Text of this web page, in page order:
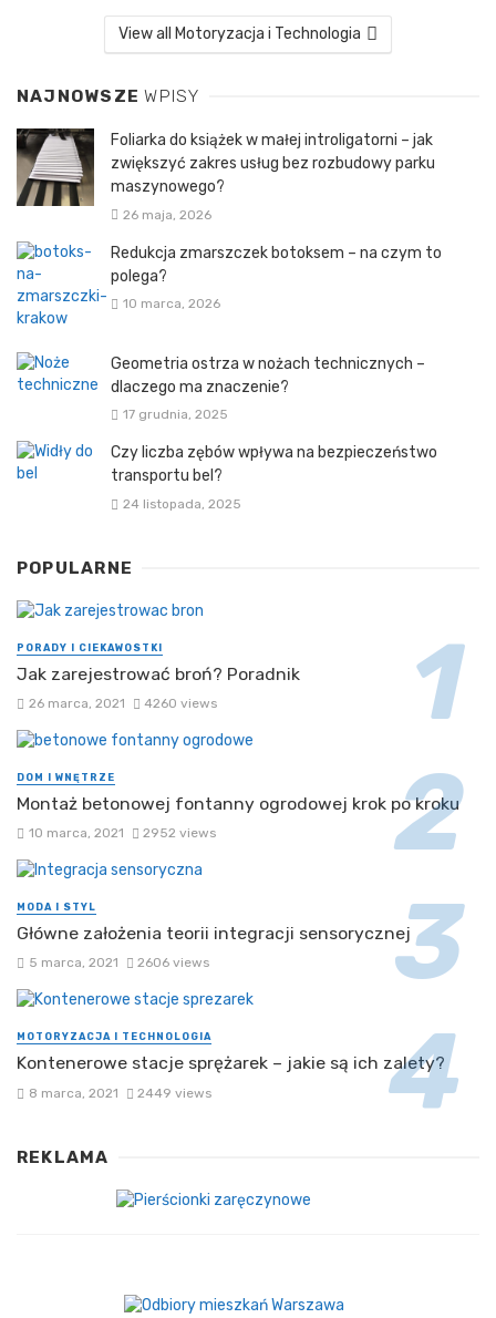
View all Motoryzacja i Technologia
NAJNOWSZEWPISY
Foliarka do książek w małej introligatorni – jak
zwiększyć zakres usług bez rozbudowy parku
maszynowego?
26 maja, 2026
Redukcja zmarszczek botoksem – na czym to
polega?
10 marca, 2026
Geometria ostrza w nożach technicznych –
dlaczego ma znaczenie?
17 grudnia, 2025
Czy liczba zębów wpływa na bezpieczeństwo
transportu bel?
24 listopada, 2025
POPULARNE
PORADY I CIEKAWOSTKI
Jak zarejestrować broń? Poradnik
26 marca, 2021 4260 views
DOM I WNĘTRZE
Montaż betonowej fontanny ogrodowej krok po kroku
10 marca, 2021 2952 views
MODA I STYL
Główne założenia teorii integracji sensorycznej
5 marca, 2021 2606 views
MOTORYZACJA I TECHNOLOGIA
Kontenerowe stacje sprężarek – jakie są ich zalety?
8 marca, 2021 2449 views
REKLAMA